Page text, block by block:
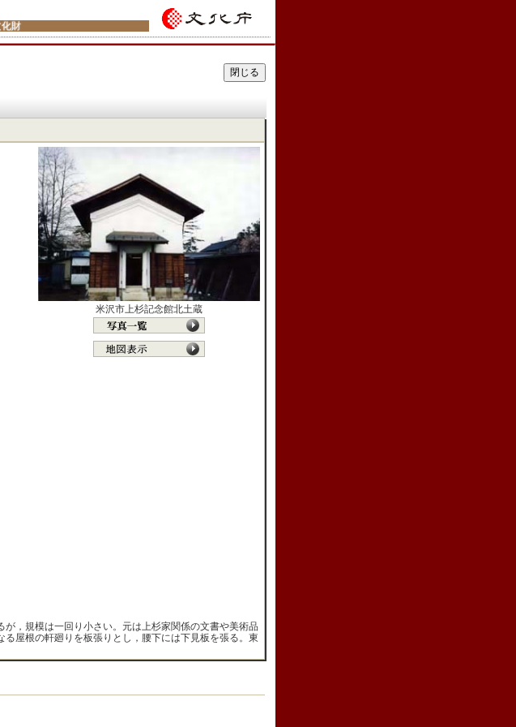
、重要文化財
米沢市上杉記念館北土蔵
，規模は一回り小さい。元は上杉家関係の文書や美術品
屋根の軒廻りを板張りとし，腰下には下見板を張る。東